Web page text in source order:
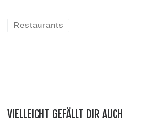
Restaurants
VIELLEICHT GEFÄLLT DIR AUCH